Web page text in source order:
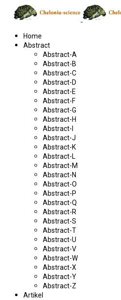
Home
Abstract
Abstract-A
Abstract-B
Abstract-C
Abstract-D
Abstract-E
Abstract-F
Abstract-G
Abstract-H
Abstract-I
Abstract-J
Abstract-K
Abstract-L
Abstract-M
Abstract-N
Abstract-O
Abstract-P
Abstract-Q
Abstract-R
Abstract-S
Abstract-T
Abstract-U
Abstract-V
Abstract-W
Abstract-X
Abstract-Y
Abstract-Z
Artikel